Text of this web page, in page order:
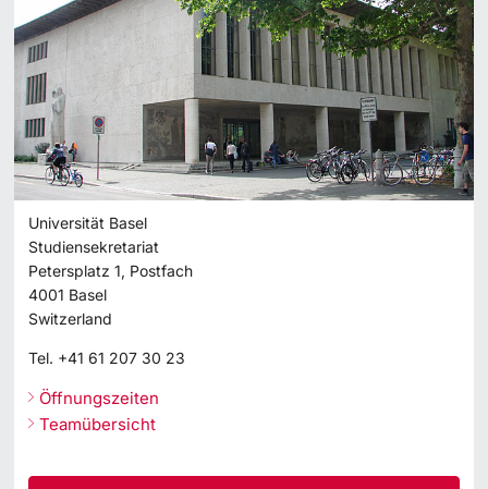
Universität Basel
Studiensekretariat
Petersplatz 1, Postfach
4001 Basel
Switzerland
Tel. +41 61 207 30 23
Öffnungszeiten
Teamübersicht